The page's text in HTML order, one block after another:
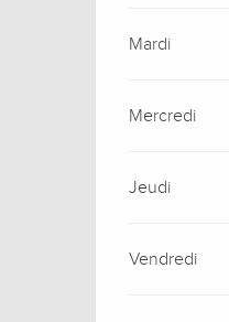
Mardi
Mercredi
Jeudi
Vendredi